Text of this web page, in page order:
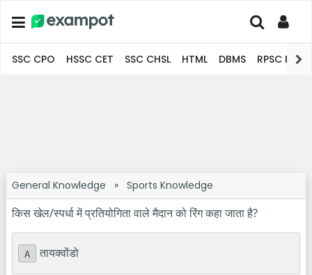
SSC CPO HSSC CET SSC CHSL HTML DBMS RPSC
General Knowledge » Sports Knowledge
किस खेल/स्पर्धा में प्रतियोगिता वाले मैदान को रिंग कहा जाता है?
A तायक्वोंडो